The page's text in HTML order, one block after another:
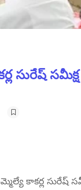
సురేష్ సమీక్ష
కాకర్ల సురేష్